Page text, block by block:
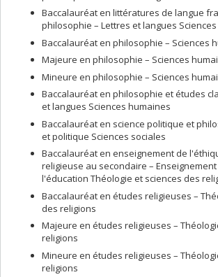
Diplôme d’études approfondies (D.E.A.) en
Orient (Chine), Université Paris 7, Département
civilisations de l’Asie orientale.
1987
Maîtrise en langues et littératures orientales
de Venise, Faculté des langues et littératures
Combien de temps faut-il pour devenir sinologue
Le penseur confucianiste Xunzi me suggère
homme [moralement] noble affirme que l’étude
(premier chapitre de l’œuvre éponyme, IIIe s. av.
environ 36 ans d’expérience dans mon
à l’Université de Montréal a débuté le 1erjuin
jamais d’apprendre.
Peut-on voyager en Chine ?
Le peuple chinois est accueillant, dynamique et
premier séjour en Chine date du début des
2013, pendant 12 mois, j’ai été professeure en
l’Université de Pékin.
Baccalauréat en littératures de langue
philosophie – Lettres et langues
Baccalauréat en philosophie – Sciences
Majeure en philosophie – Sciences
Mineure en philosophie – Sciences
Baccalauréat en philosophie et études
et langues Sciences humaines
Baccalauréat en science politique et
et politique Sciences sociales
Baccalauréat en enseignement de
religieuse au secondaire –
l'éducation Théologie et sciences des
Baccalauréat en études religieuses –
des religions
Majeure en études religieuses –
religions
Mineure en études religieuses –
religions